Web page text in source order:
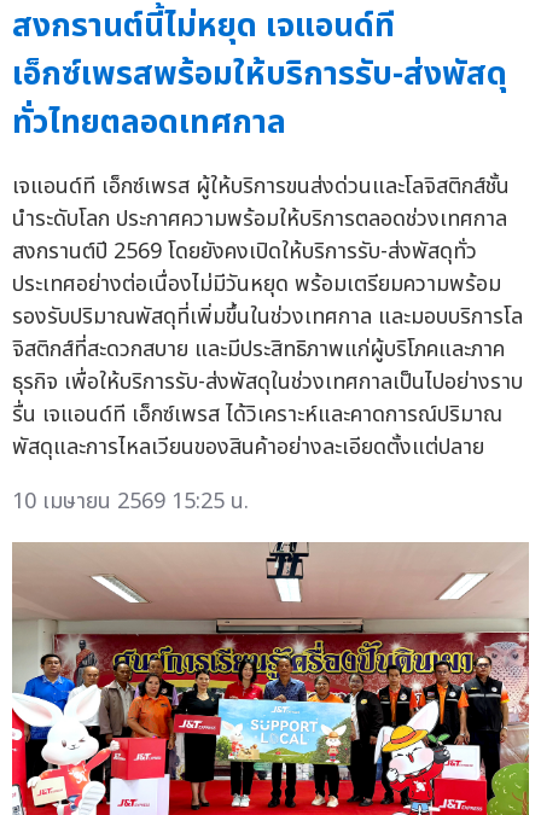
สงกรานต์นี้ไม่หยุด เจแอนด์ที
เอ็กซ์เพรสพร้อมให้บริการรับ-ส่งพัสดุ
ทั่วไทยตลอดเทศกาล
เจแอนด์ที เอ็กซ์เพรส ผู้ให้บริการขนส่งด่วนและโลจิสติกส์ชั้น
นำระดับโลก ประกาศความพร้อมให้บริการตลอดช่วงเทศกาล
สงกรานต์ปี 2569 โดยยังคงเปิดให้บริการรับ-ส่งพัสดุทั่ว
ประเทศอย่างต่อเนื่องไม่มีวันหยุด พร้อมเตรียมความพร้อม
รองรับปริมาณพัสดุที่เพิ่มขึ้นในช่วงเทศกาล และมอบบริการโล
จิสติกส์ที่สะดวกสบาย และมีประสิทธิภาพแก่ผู้บริโภคและภาค
ธุรกิจ เพื่อให้บริการรับ-ส่งพัสดุในช่วงเทศกาลเป็นไปอย่างราบ
รื่น เจแอนด์ที เอ็กซ์เพรส ได้วิเคราะห์และคาดการณ์ปริมาณ
พัสดุและการไหลเวียนของสินค้าอย่างละเอียดตั้งแต่ปลาย
10 เมษายน 2569 15:25 น.